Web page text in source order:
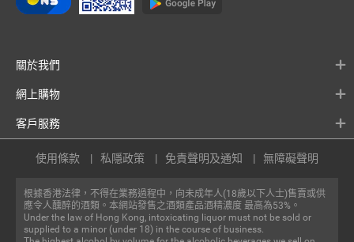
關於我們
網上購物
客戶服務
根據香港法律，不得在業務過程中，向未成年人(18歲以下人士)售賣或供
應令人醺醉的酒類。本網站發售之酒類產品酒精濃度 最高為53%。
Under the law of Hong Kong, intoxicating liquor must not be sold or
supplied to a minor (under 18) in the course of business.
使用條款 私隱政策 免責聲明及通知 無障礙聲明